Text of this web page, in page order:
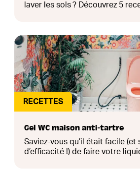
laver les sols ? Découvrez 5
RECETTES
Gel WC maison anti-tartre
Saviez-vous qu’il était facile (et
d’efficacité !) de faire votre